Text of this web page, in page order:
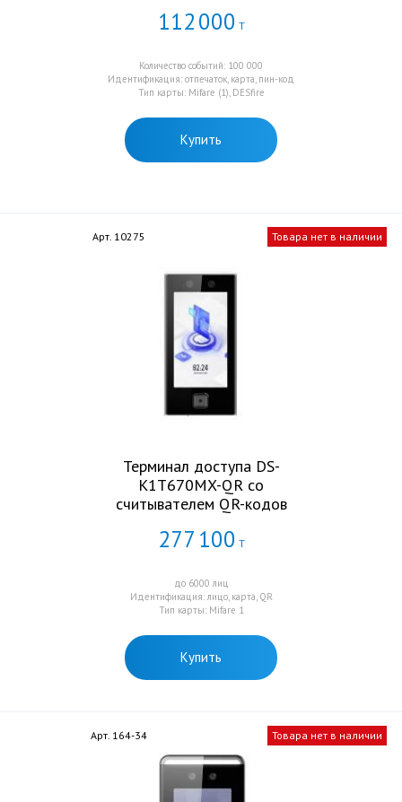
112000 Т
Количество событий: 100 000
Идентификация: отпечаток, карта, пин-код
Тип карты: Mifare (1), DESfire
Купить
Арт. 10275 Товара нет в наличии
Терминал доступа DS-
K1T670MX-QR со
считывателем QR-кодов
277 100 Т
до 6000 лиц
Идентификация: лицо, карта, QR
Тип карты: Mifare 1
Купить
Арт. 164-34 Товара нет в наличии